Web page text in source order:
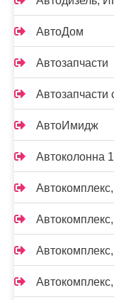
АвтоДом
Автозапчасти
Автозапчасти
АвтоИмидж
Автоколонна